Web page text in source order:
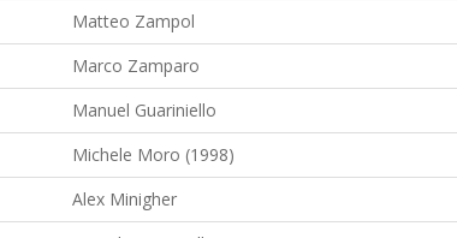
Matteo Zampol
Marco Zamparo
Manuel Guariniello
Michele Moro (1998)
Alex Minigher